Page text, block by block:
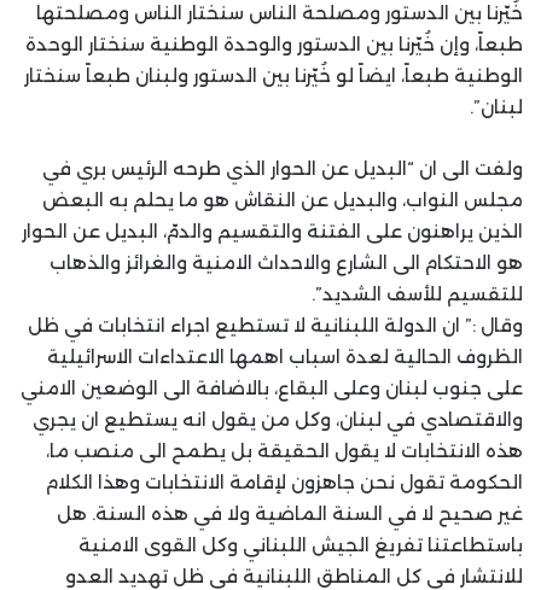
خُيّرنا بين الدستور ومصلحة الناس سنختار الناس ومصلحتها
طبعاً، وإن خُيّرنا بين الدستور والوحدة الوطنية سنختار الوحدة
الوطنية طبعاً، ايضاً لو خُيّرنا بين الدستور ولبنان طبعاً سنختار
لبنان”.
ولفت الى ان “البديل عن الحوار الذي طرحه الرئيس بري في
مجلس النواب، والبديل عن النقاش هو ما يحلم به البعض
الذين يراهنون على الفتنة والتقسيم والدمّ، البديل عن الحوار
هو الاحتكام الى الشارع والاحداث الامنية والغرائز والذهاب
للتقسيم للأسف الشديد”.
وقال :” ان الدولة اللبنانية لا تستطيع اجراء انتخابات في ظل
الظروف الحالية لعدة اسباب اهمها الاعتداءات الاسرائيلية
على جنوب لبنان وعلى البقاع، بالاضافة الى الوضعين الامني
والاقتصادي في لبنان، وكل من يقول انه يستطيع ان يجري
هذه الانتخابات لا يقول الحقيقة بل يطمح الى منصب ما،
الحكومة تقول نحن جاهزون لإقامة الانتخابات وهذا الكلام
غير صحيح لا في السنة الماضية ولا في هذه السنة. هل
باستطاعتنا تفريغ الجيش اللبناني وكل القوى الامنية
للانتشار في كل المناطق اللبنانية في ظل تهديد العدو